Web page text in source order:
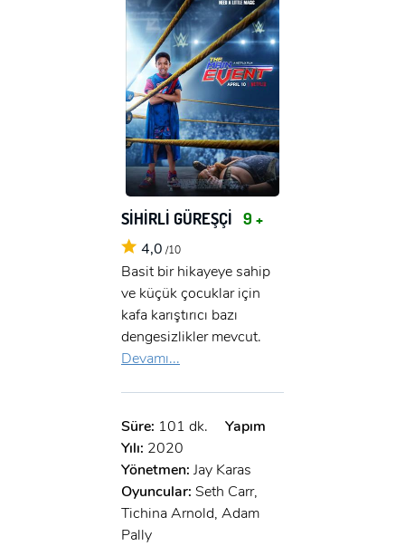
SİHİRLİ GÜREŞÇİ 9 +
4,0 /10
Basit bir hikayeye sahip
ve küçük çocuklar için
kafa karıştırıcı bazı
dengesizlikler mevcut.
Devamı...
Süre: 101 dk.
Yapım
Yılı: 2020
Yönetmen: Jay Karas
Oyuncular: Seth Carr,
Tichina Arnold, Adam
Pally